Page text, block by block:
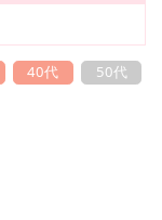
40代
50代